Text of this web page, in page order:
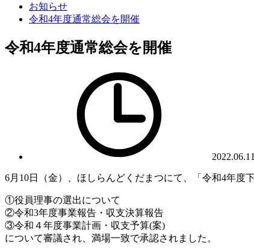
お知らせ
令和4年度通常総会を開催
令和4年度通常総会を開催
6月10日（金）、ほしらんどくだまつにて、「令和4年度
①役員理事の選出について
②令和3年度事業報告・収支決算報告
③令和４年度事業計画・収支予算(案)
について審議され、満場一致で承認されました。